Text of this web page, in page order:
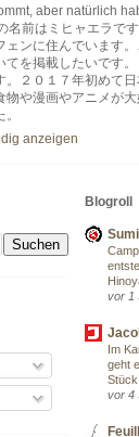
aber natürlich
名前はミヒャエラで
ェンに住んでいます
てを掲載したいです
。２０１７年初めて
物や漫画やアニメが
anzeigen
Blogroll
vor 1
Im
geht
vor 4